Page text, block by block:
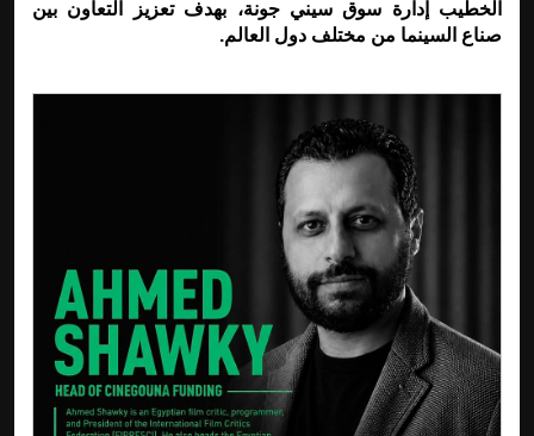
الخطيب إدارة سوق سيني جونة، بهدف تعزيز التعاون بين
صناع السينما من مختلف دول العالم.